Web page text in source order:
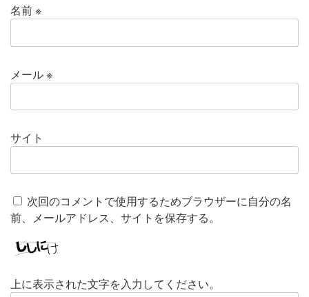
名前※
メール※
サイト
次回のコメントで使用するためブラウザーに自分の名
前、メールアドレス、サイトを保存する。
上に表示された文字を入力してください。